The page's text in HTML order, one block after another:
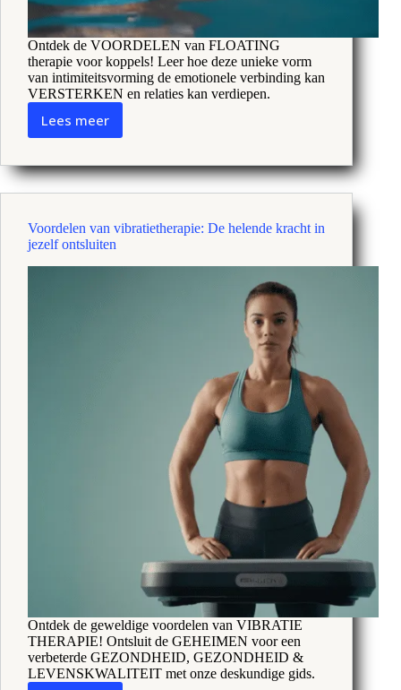
Ontdek de VOORDELEN van FLOATING
therapie voor koppels! Leer hoe deze unieke vorm
van intimiteitsvorming de emotionele verbinding kan
VERSTERKEN en relaties kan verdiepen.
Lees meerZweeftherapie
stellen:
Emotionele
intimiteit
verbinding
ontsluiten
Voordelen van vibratietherapie: De helende kracht in
jezelf ontsluiten
Ontdek de geweldige voordelen van VIBRATIE
THERAPIE! Ontsluit de GEHEIMEN voor een
verbeterde GEZONDHEID, GEZONDHEID &
LEVENSKWALITEIT met onze deskundige gids.